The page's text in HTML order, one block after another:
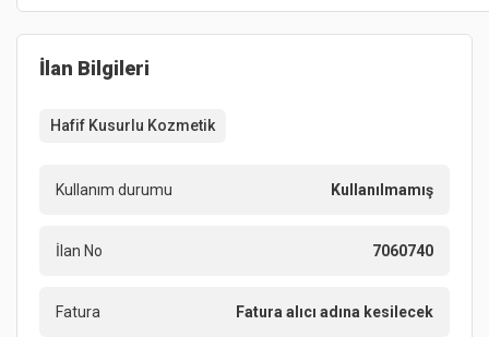
İlan Bilgileri
Hafif Kusurlu Kozmetik
Kullanım durumu Kullanılmamış
İlan No 7060740
Fatura Fatura alıcı adına kesilecek